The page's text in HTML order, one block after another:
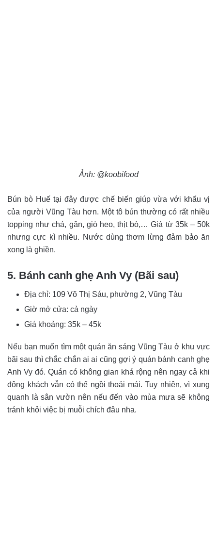
Ảnh: @koobifood
Bún bò Huế tại đây được chế biến giúp vừa với khẩu vị
của người Vũng Tàu hơn. Một tô bún thường có rất nhiều
topping như chả, gân, giò heo, thịt bò,… Giá từ 35k – 50k
nhưng cực kì nhiều. Nước dùng thơm lừng đảm bảo ăn
xong là ghiền.
5. Bánh canh ghẹ Anh Vy (Bãi sau)
Địa chỉ: 109 Võ Thị Sáu, phường 2, Vũng Tàu
Giờ mở cửa: cả ngày
Giá khoảng: 35k – 45k
Nếu bạn muốn tìm một quán ăn sáng Vũng Tàu ở khu vực
bãi sau thì chắc chắn ai ai cũng gợi ý quán bánh canh ghẹ
Anh Vy đó. Quán có không gian khá rộng nên ngay cả khi
đông khách vẫn có thể ngồi thoải mái. Tuy nhiên, vì xung
quanh là sân vườn nên nếu đến vào mùa mưa sẽ không
tránh khỏi việc bị muỗi chích đâu nha.